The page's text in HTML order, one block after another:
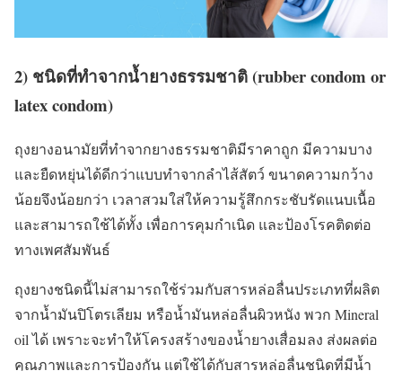
2) ชนิดที่ทำจากน้ำยางธรรมชาติ (rubber condom or
latex condom)
ถุงยางอนามัยที่ทำจากยางธรรมชาติมีราคาถูก มีความบาง
และยืดหยุ่นได้ดีกว่าแบบทำจากลำไส้สัตว์ ขนาดความกว้าง
น้อยจึงน้อยกว่า เวลาสวมใส่ให้ความรู้สึกกระชับรัดแนบเนื้อ
และสามารถใช้ได้ทั้ง เพื่อการคุมกำเนิด และป้องโรคติดต่อ
ทางเพศสัมพันธ์
ถุงยางชนิดนี้ไม่สามารถใช้ร่วมกับสารหล่อลื่นประเภทที่ผลิต
จากน้ำมันปิโตรเลียม หรือน้ำมันหล่อลื่นผิวหนัง พวก Mineral
oil ได้ เพราะจะทำให้โครงสร้างของน้ำยางเสื่อมลง ส่งผลต่อ
คุณภาพและการป้องกัน แต่ใช้ได้กับสารหล่อลื่นชนิดที่มีน้ำ